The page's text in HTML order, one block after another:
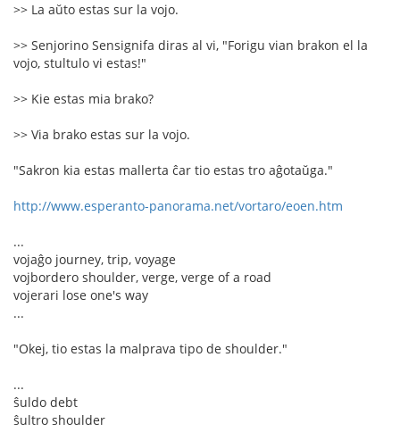
>> La aŭto estas sur la vojo.
>> Senjorino Sensignifa diras al vi, "Forigu vian brakon el la
vojo, stultulo vi estas!"
>> Kie estas mia brako?
>> Via brako estas sur la vojo.
"Sakron kia estas mallerta ĉar tio estas tro aĝotaŭga."
http://www.esperanto-panorama.net/vortaro/eoen.htm
...
vojaĝo journey, trip, voyage
vojbordero shoulder, verge, verge of a road
vojerari lose one's way
...
"Okej, tio estas la malprava tipo de shoulder."
...
ŝuldo debt
ŝultro shoulder